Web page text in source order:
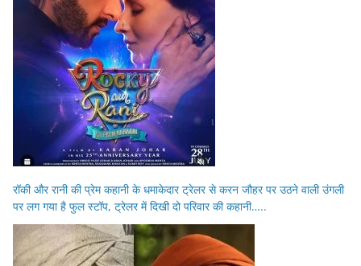
रॉकी और रानी की प्रेम कहानी के धमाकेदार ट्रेलर से करन जौहर पर उठने वाली उंगली
पर लग गया है फुल स्टॉप, ट्रेलर में दिखी दो परिवार की कहानी…..